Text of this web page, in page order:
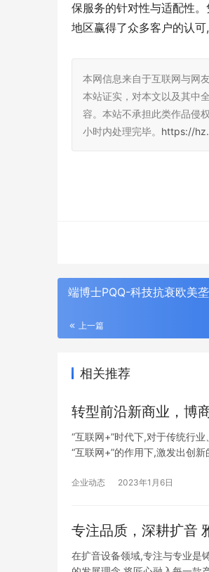
保服务的针对性与适配性
地区赢得了众多客户的认
本网信息来自于互联网与网
本站证实，对本文以及其中
容。本站不承担此类作品侵
小时内处理完毕。 https://
端博士PQQ-科技抗衰欧美
上一篇
相关推荐
转型前沿新商业，博
“互联网+”时代下,对于传统行
“互联网+”的作用下,激发出创
企业动态 2023年1月6日
在扩音设备领域,专注与专业是